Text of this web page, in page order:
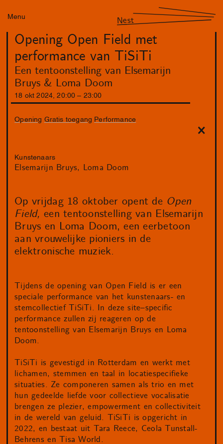
Menu Nest
Opening Open Field met
performance van TiSiTi
Een tentoonstelling van Elsemarijn
Bruys & Loma Doom
18 okt 2024 ,20:00 23 :00
Opening Gratis toegang Performance
Kunstenaars
Elsemarijn Bruys Loma Doom
Op vrijdag 18 oktober opent de Open
Field,een tentoonstelling van Elsemarijn
Bruys en Loma Doom, een eerbetoon
aan vrouwelijke pioniers in de
elektronische muziek.
Tijdens de opening van Open Field is er een
speciale performance van het kunstenaars- en
stemcollectief TiSiTi. In deze site–specific
performance zullen zij reageren op de
tentoonstelling van Elsemarijn Bruys en Loma
Doom.
TiSiTi is gevestigd in Rotterdam en werkt met
lichamen, stemmen en taal in locatiespecifieke
situaties. Ze componeren samen als trio en met
hun gedeelde liefde voor collectieve vocalisatie
brengen ze plezier, empowerment en collectiviteit
in de wereld van geluid. TiSiTi is opgericht in
2022, en bestaat uit Tara Reece, Ceola Tunstall-
Behrens en Tisa World.